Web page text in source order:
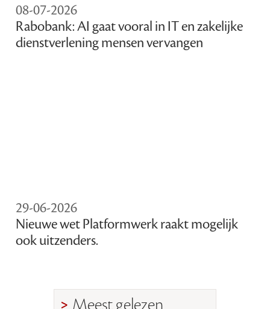
08-07-2026
Rabobank: AI gaat vooral in IT en zakelijke
dienstverlening mensen vervangen
29-06-2026
Nieuwe wet Platformwerk raakt mogelijk
ook uitzenders.